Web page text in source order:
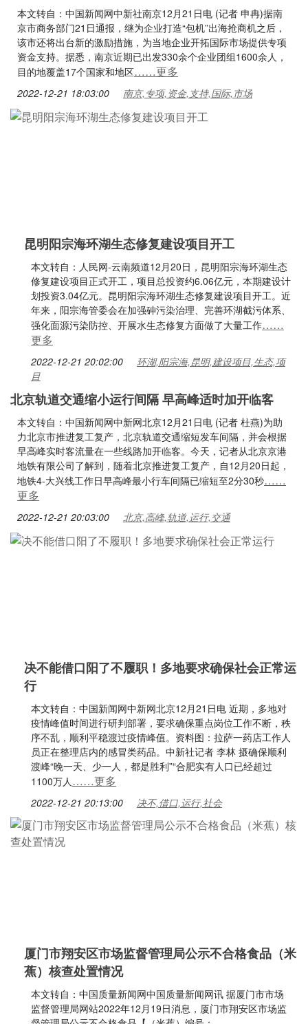
本文转自：中国新闻网中新社南京12月21日电 (记者 申冉)据南
京市商务部门21日通报，继为企业打造“包机”出海抢商机之后，
该市还将出台新的激励措施，为当地企业开拓国际市场提供专项
资金支持。据悉，南京近期已出发330余个企业团组1600余人，
目的地覆盖17个国家和地区……更多
2022-12-21 18:03:00 南京,专项,资金,支持,国际,市场
昆明阳宗海环湖生态修复建设项目开工
本文转自：人民网-云南频道12月20日，昆明阳宗海环湖生态
修复建设项目正式开工，项目总投资约6.06亿元，本期建设计
划投资3.04亿元。昆明阳宗海环湖生态修复建设项目开工。近
年来，阳宗海管委会在加强砷污染治理、完善环湖截污体系、
强化面源污染防控、开展水生态修复方面做了大量工作……
更多
2022-12-21 20:02:00
环湖,阳宗海,昆明,建设项目,生态,项
目
北京轨道交通缩小运行间隔 早高峰适时加开临客
本文转自：中国新闻网中新网北京12月21日电 (记者 杜燕)为助
力北京市推进复工复产，北京轨道交通缩短发车间隔，并会根据
早高峰实时客流量在一些线路加开临客。今天，记者从北京京港
地铁有限公司了解到，随着北京推进复工复产，自12月20日起，
地铁4-大兴线工作日早高峰最小行车间隔已缩短至2分30秒……
更多
2022-12-21 20:03:00 北京,高峰,轨道,运行,交通
决不能借口阳了不履职！多地要求确保社会正常运
行
本文转自：中国新闻网中新网北京12月21日电 近期，多地对
疫情峰值时间进行研判部署，要求确保重点岗位工作不断，秩
序不乱，顺利平稳渡过疫情峰值。资料图：拉萨一药店工作人
员正在整理店内的感冒类药品。中新社记者 李林 摄确保顺利
渡峰“晚一天、少一人，都是胜利”“合肥实有人口已经超过
1100万人……更多
2022-12-21 20:13:00 决不,借口,运行,社会
厦门市翔安区市场监督管理局公示不合格食品（米
蕉）核查处置情况
本文转自：中国质量新闻网中国质量新闻网讯 据厦门市市场
监督管理局网站2022年12月19日消息，厦门市翔安区市场监